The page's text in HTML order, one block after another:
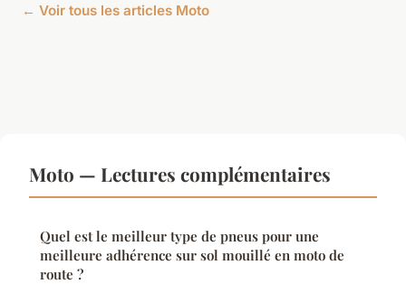
← Voir tous les articles Moto
Moto — Lectures complémentaires
Quel est le meilleur type de pneus pour une
meilleure adhérence sur sol mouillé en moto de
route ?